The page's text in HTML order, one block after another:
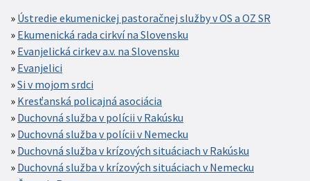
Ústredie ekumenickej pastoračnej služby v OS a OZ SR
Ekumenická rada cirkví na Slovensku
Evanjelická cirkev a.v. na Slovensku
Evanjelici
Si v mojom srdci
Kresťanská policajná asociácia
Duchovná služba v polícii v Rakúsku
Duchovná služba v polícii v Nemecku
Duchovná služba v krízových situáciach v Rakúsku
Duchovná služba v krízových situáciach v Nemecku